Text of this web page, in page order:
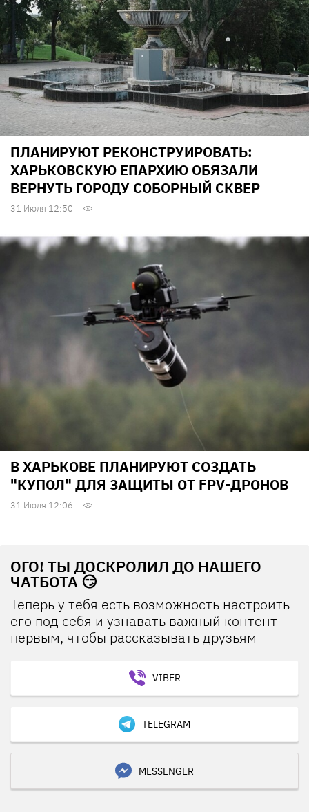
ПЛАНИРУЮТ РЕКОНСТРУИРОВАТЬ:
ХАРЬКОВСКУЮ ЕПАРХИЮ ОБЯЗАЛИ
ВЕРНУТЬ ГОРОДУ СОБОРНЫЙ СКВЕР
31 Июля 12:50
В ХАРЬКОВЕ ПЛАНИРУЮТ СОЗДАТЬ
"КУПОЛ" ДЛЯ ЗАЩИТЫ ОТ FPV-ДРОНОВ
31 Июля 12:06
ОГО! ТЫ ДОСКРОЛИЛ ДО НАШЕГО
ЧАТБОТА 😏
Теперь у тебя есть возможность настроить
его под себя и узнавать важный контент
первым, чтобы рассказывать друзьям
VIBER
TELEGRAM
MESSENGER